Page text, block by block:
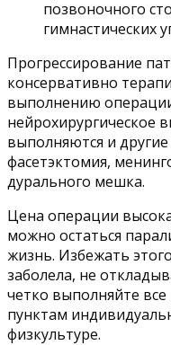
позвоночного
гимнастических
Прогрессирование
консервативно
выполнению
нейрохирургическое
выполняются и
фасетэктомия,
дурального мешка.
Цена операции
можно остаться
жизнь. Избежать
заболела, не
четко выполняйте все
пунктам
физкультуре.